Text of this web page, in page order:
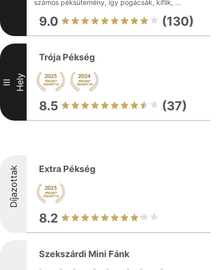
számos péksütemény, így pogácsák, kiflik, ...
9.0 (130)
III Hely
Trója Pékség
8.5 (37)
Díjazottak Extra Pékség
8.2
Szekszárdi Mini Fánk